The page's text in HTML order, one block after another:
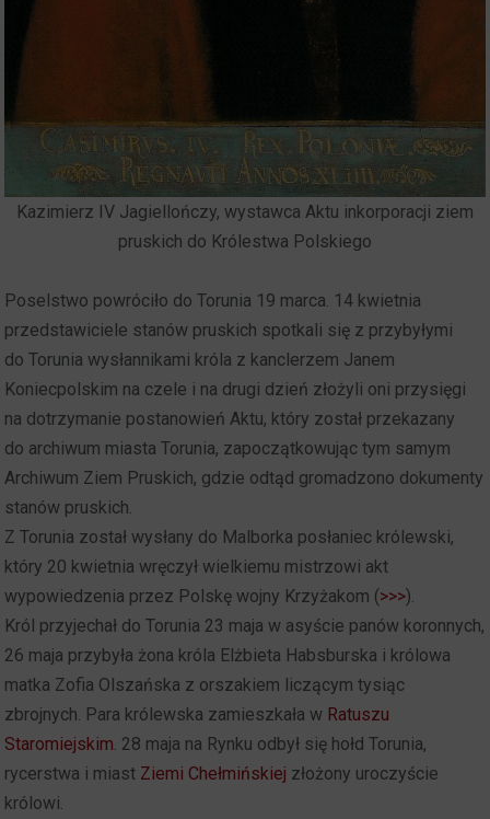
Kazimierz IV Jagiellończy, wystawca Aktu inkorporacji ziem
pruskich do Królestwa Polskiego
Poselstwo powróciło do Torunia 19 marca. 14 kwietnia
przedstawiciele stanów pruskich spotkali się z przybyłymi
do Torunia wysłannikami króla z kanclerzem Janem
Koniecpolskim na czele i na drugi dzień złożyli oni przysięgi
na dotrzymanie postanowień Aktu, który został przekazany
do archiwum miasta Torunia, zapoczątkowując tym samym
Archiwum Ziem Pruskich, gdzie odtąd gromadzono dokumenty
stanów pruskich.
Z Torunia został wysłany do Malborka posłaniec królewski,
który 20 kwietnia wręczył wielkiemu mistrzowi akt
wypowiedzenia przez Polskę wojny Krzyżakom (>>>).
Król przyjechał do Torunia 23 maja w asyście panów koronnych,
26 maja przybyła żona króla Elżbieta Habsburska i królowa
matka Zofia Olszańska z orszakiem liczącym tysiąc
zbrojnych. Para królewska zamieszkała w Ratuszu
Staromiejskim. 28 maja na Rynku odbył się hołd Torunia,
rycerstwa i miast Ziemi Chełmińskiej złożony uroczyście
królowi.